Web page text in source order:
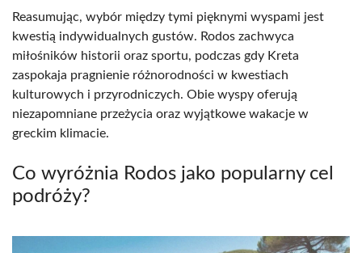
Reasumując, wybór między tymi pięknymi wyspami jest
kwestią indywidualnych gustów. Rodos zachwyca
miłośników historii oraz sportu, podczas gdy Kreta
zaspokaja pragnienie różnorodności w kwestiach
kulturowych i przyrodniczych. Obie wyspy oferują
niezapomniane przeżycia oraz wyjątkowe wakacje w
greckim klimacie.
Co wyróżnia Rodos jako popularny cel
podróży?